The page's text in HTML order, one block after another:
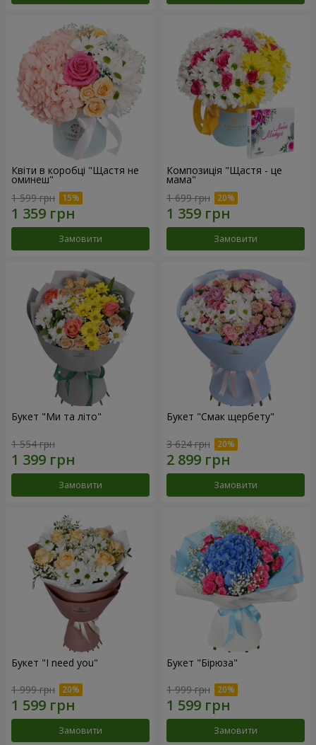
Квіти в коробці "Щастя не
оминеш"
1 599 грн
Замовити
Композиція "Щастя - це
мама"
1 699 грн
Замовити
Букет "Ми та літо"
1 554 грн
Замовити
Букет "Смак щербету"
3 624 грн
Замовити
Букет "I need you"
1 999 грн
Замовити
Букет "Бірюза"
1 999 грн
Замовити